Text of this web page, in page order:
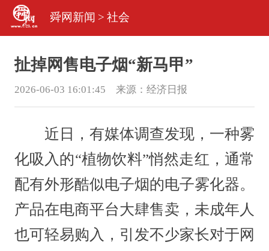
舜网新闻 > 社会
扯掉网售电子烟“新马甲”
2026-06-03 16:01:45 来源： 经济日报
近日，有媒体调查发现，一种雾
化吸入的“植物饮料”悄然走红，通常
配有外形酷似电子烟的电子雾化器。
产品在电商平台大肆售卖，未成年人
也可轻易购入，引发不少家长对于网